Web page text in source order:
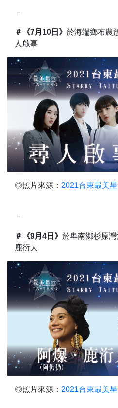
－
＃《7月10日》 於海端鄉布農
人啟事
◎照片來源： 2021台東最美
－
＃《9月4日》 於卑南鄉杉原
鹿衍人
◎照片來源： 2021台東最美